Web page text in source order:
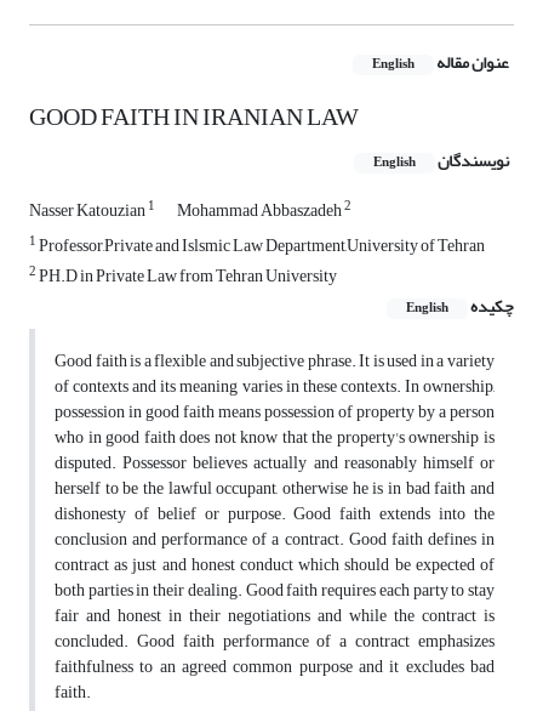
عنوان مقاله English
GOOD FAITH IN IRANIAN LAW
نویسندگان English
Nasser Katouzian1 Mohammad Abbaszadeh2
1Professor,Private and Islsmic Law Department,University of Tehran
2PH.D in Private Law from Tehran University
چکیده
English
Good faith is a flexible and subjective phrase. It is used in a variety
of contexts and its meaning varies in these contexts. In ownership,
possession in good faith means possession of property by a person
who in good faith does not know that the property's ownership is
disputed. Possessor believes actually and reasonably himself or
herself to be the lawful occupant, otherwise he is in bad faith and
dishonesty of belief or purpose. Good faith extends into the
conclusion and performance of a contract. Good faith defines in
contract as just and honest conduct which should be expected of
both parties in their dealing. Good faith requires each party to stay
fair and honest in their negotiations and while the contract is
concluded. Good faith performance of a contract emphasizes
faithfulness to an agreed common purpose and it excludes bad
faith.